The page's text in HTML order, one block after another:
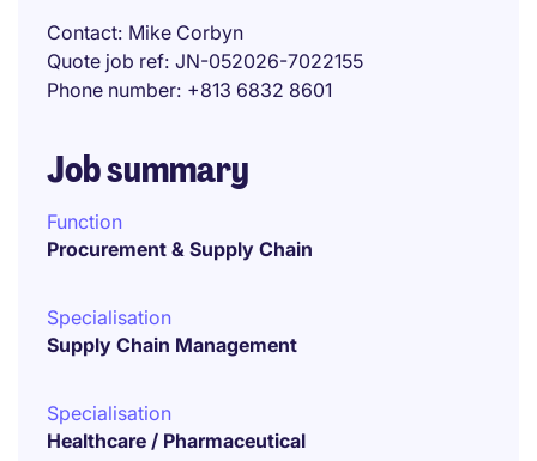
Contact Mike Corbyn
Quote job ref JN-052026-7022155
Phone number +813 6832 8601
Job summary
Function
Procurement & Supply Chain
Specialisation
Supply Chain Management
Specialisation
Healthcare / Pharmaceutical